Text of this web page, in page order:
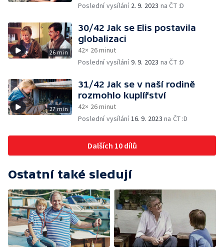
Poslední vysílání 2. 9. 2023 na ČT :D
26 min
30/42 Jak se Elis postavila
globalizaci
42× 26 minut
Poslední vysílání9. 9. 2023 na ČT :D
27 min
31/42 Jak se v naší rodině
rozmohlo kuplířství
42× 26 minut
Poslední vysílání16. 9. 2023 na ČT :D
Dalších 10 dílů
Ostatní také sledují